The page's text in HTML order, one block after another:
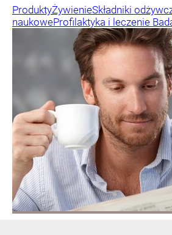
ProduktyŻywienieSkładniki
naukoweProfilaktyka i leczenie